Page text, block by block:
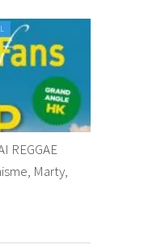
REGGAE
Marty,